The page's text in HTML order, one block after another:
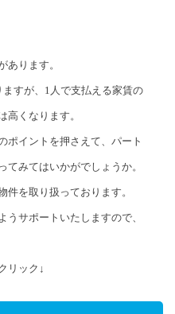
あります。
すが、1人で支払える家賃の
高くなります。
ポイントを押さえて、パート
みてはいかがでしょうか。
件を取り扱っております。
うサポートいたしますので、
リック↓